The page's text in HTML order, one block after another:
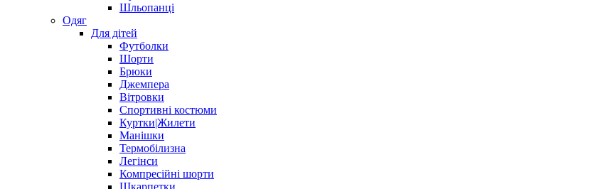
Шльопанці
Одяг
Для дітей
Футболки
Шорти
Брюки
Джемпера
Вітровки
Спортивні костюми
Куртки|Жилети
Манішки
Термобілизна
Легінси
Компресійні шорти
Шкарпетки